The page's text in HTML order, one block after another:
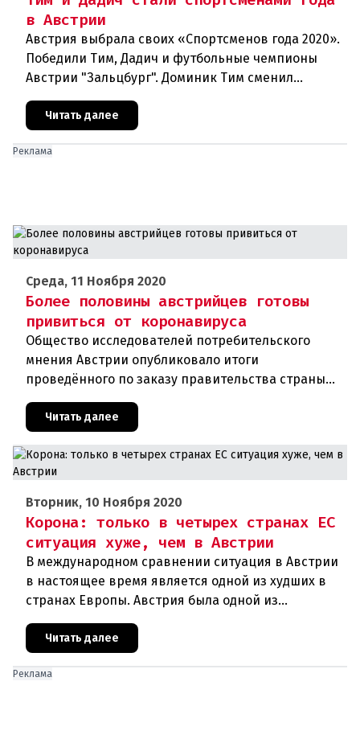
в Австрии
Австрия выбрала своих «Спортсменов года 2020».
Победили Тим, Дадич и футбольные чемпионы
Австрии "Зальцбург". Доминик Тим сменил
постоянного победителя Марселя Хиршера в
ранге Спортсмена года. На выбо
Читать далее
Реклама
Среда, 11 Ноября 2020
Более половины австрийцев готовы
привиться от коронавируса
Общество исследователей потребительского
мнения Австрии опубликовало итоги
проведённого по заказу правительства страны
соцопроса. В соответствии с ним около 54
процентов граждан республики хотят добро
Читать далее
Вторник, 10 Ноября 2020
Корона: только в четырех странах ЕС
ситуация хуже, чем в Австрии
В международном сравнении ситуация в Австрии
в настоящее время является одной из худших в
странах Европы. Австрия была одной из
образцовых стран во время первой волны
короны, но сейчас сильно отстает
Читать далее
Реклама